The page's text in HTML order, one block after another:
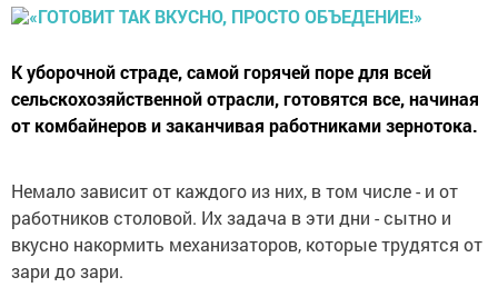
К уборочной страде, самой горячей поре для всей
сельскохозяйственной отрасли, готовятся все, начиная
от комбайнеров и заканчивая работниками зернотока.
Немало зависит от каждого из них, в том числе - и от
работников столовой. Их задача в эти дни - сытно и
вкусно накормить механизаторов, которые трудятся от
зари до зари.